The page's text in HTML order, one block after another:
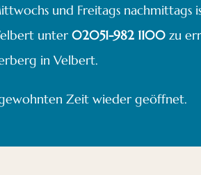
und Freitags
unter 02051-982 1100 zu
in Velbert.
Zeit wieder geöffnet.